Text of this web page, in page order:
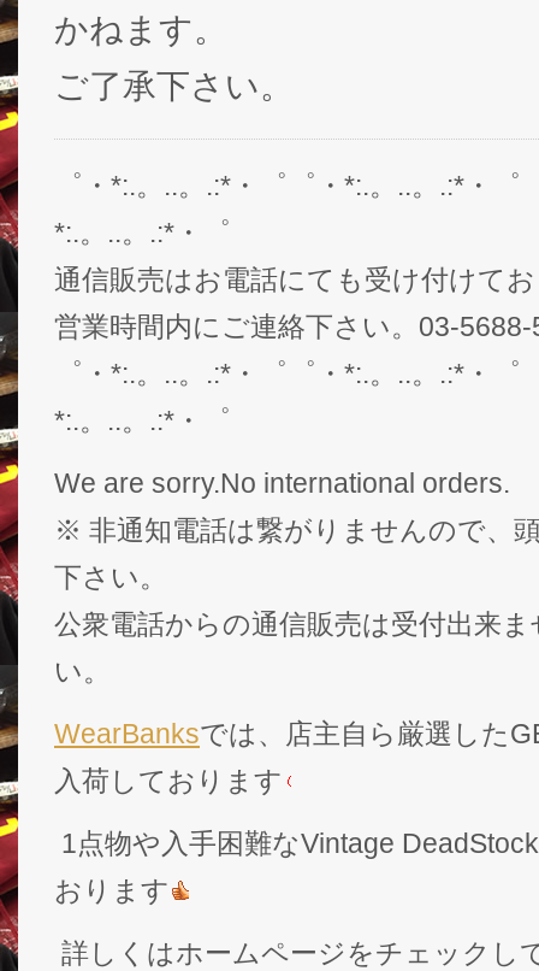
かねます。
ご了承下さい。
゜・*:.。..。.:*・゜゜・*:.。..。.:*・
*:.。..。.:*・゜
通信販売はお電話にても受け付けて
営業時間内にご連絡下さい。03-5688-
゜・*:.。..。.:*・゜゜・*:.。..。.:*・
*:.。..。.:*・゜
We are sorry.No international orders.
※ 非通知電話は繋がりませんので、
下さい。
公衆電話からの通信販売は受付出来
い。
WearBanksでは、店主自ら厳選した
入荷しております
1点物や入手困難なVintage
おります
詳しくはホームページをチェックし